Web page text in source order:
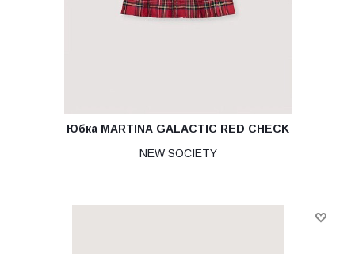
Юбка MARTINA GALACTIC RED CHECK
NEW SOCIETY